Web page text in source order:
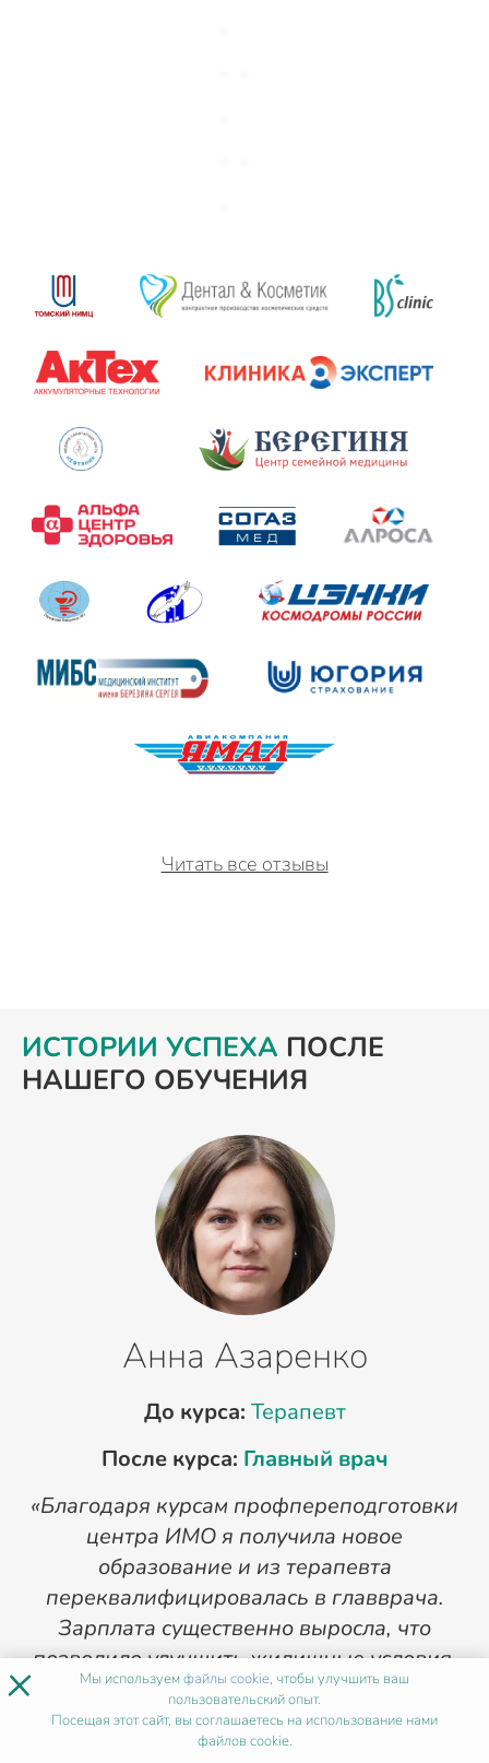
Читать все отзывы
ИСТОРИИ УСПЕХА ПОСЛЕ
НАШЕГО ОБУЧЕНИЯ
Анна Азаренко
До курса: Терапевт
После курса: Главный врач
«Благодаря курсам профпереподготовки
центра ИМО я получила новое
образование и из терапевта
переквалифицировалась в главврача.
Зарплата существенно выросла, что
позволило улучшить жилищные условия.
Теперь отправляю всех бывших коллег, а
ныне своих сотрудников на курсы в ИМО».
× Мы используемфайлы cookie, чтобы улучшить ваш
пользовательский опыт.
Посещая этот сайт, вы соглашаетесь на использование нами
файлов cookie.